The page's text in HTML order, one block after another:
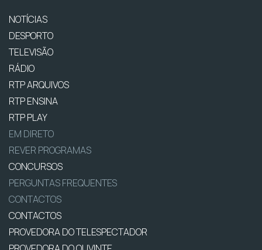
NOTÍCIAS
DESPORTO
TELEVISÃO
RÁDIO
RTP ARQUIVOS
RTP ENSINA
RTP PLAY
EM DIRETO
REVER PROGRAMAS
CONCURSOS
PERGUNTAS FREQUENTES
CONTACTOS
CONTACTOS
PROVEDORA DO TELESPECTADOR